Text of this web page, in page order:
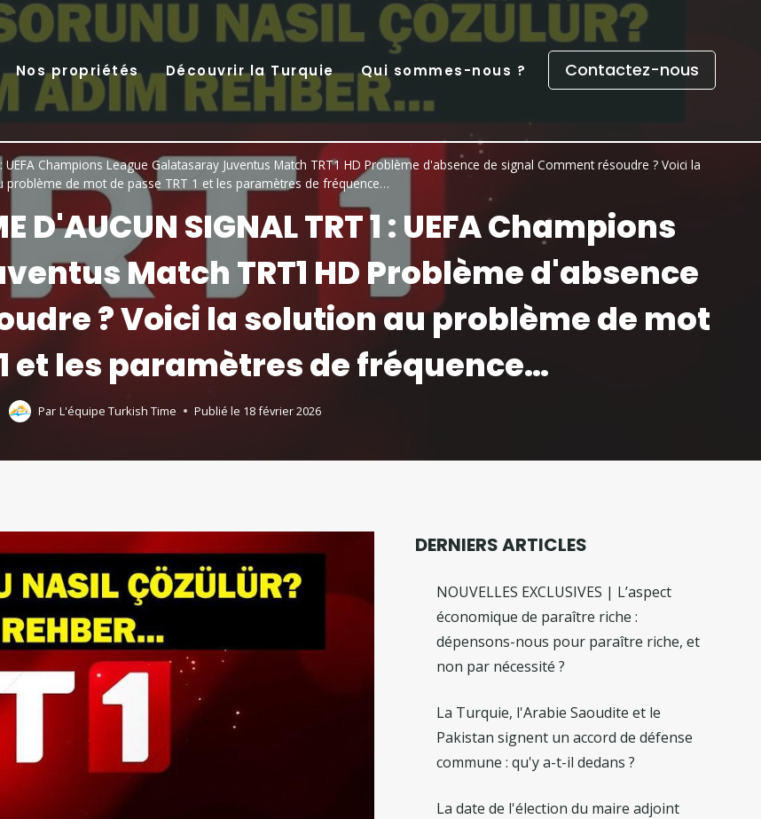
Nos propriétés Découvrir la Turquie Qui sommes-nous ? Contactez-nous
: UEFA Champions League Galatasaray Juventus Match TRT1 HD Problème d'absence de signal Comment résoudre ? Voici la
problème de mot de passe TRT 1 et les paramètres de fréquence…
D'AUCUN SIGNAL TRT 1 : UEFA Champions
Match TRT1 HD Problème d'absence
? Voici la solution au problème de mot
et les paramètres de fréquence…
Par L'équipe Turkish Time Publié le 18 février 2026
DERNIERS ARTICLES
NOUVELLES EXCLUSIVES | L’aspect
économique de paraître riche :
dépensons-nous pour paraître riche, et
non par nécessité ?
La Turquie, l'Arabie Saoudite et le
Pakistan signent un accord de défense
commune : qu'y a-t-il dedans ?
La date de l'élection du maire adjoint